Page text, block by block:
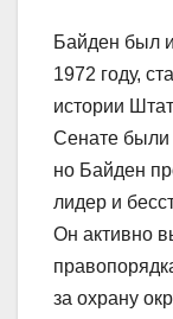
Байден был
1972 году,
истории
Сенате
но Байден
лидер и
Он активно
за охрану